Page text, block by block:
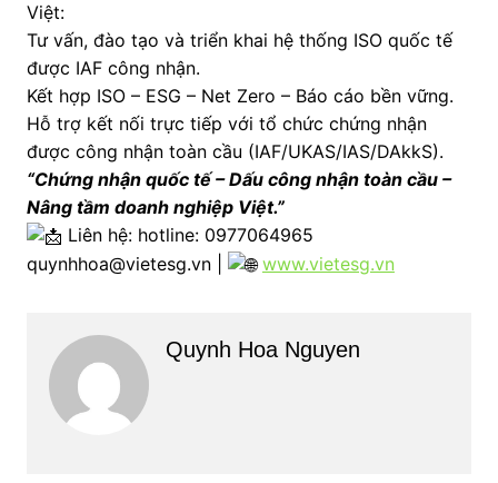
Việt:
Tư vấn, đào tạo và triển khai hệ thống ISO quốc tế
được IAF công nhận.
Kết hợp ISO – ESG – Net Zero – Báo cáo bền vững.
Hỗ trợ kết nối trực tiếp với tổ chức chứng nhận
được công nhận toàn cầu (IAF/UKAS/IAS/DAkkS).
“Chứng nhận quốc tế – Dấu công nhận toàn cầu –
Nâng tầm doanh nghiệp Việt.”
Liên hệ: hotline: 0977064965
quynhhoa@vietesg.vn |
www.vietesg.vn
Quynh Hoa Nguyen